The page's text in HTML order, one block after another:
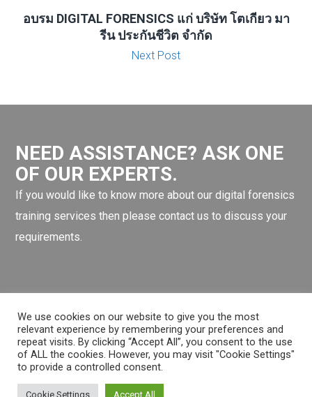
อบรม DIGITAL FORENSICS แก่ บริษัท โตเกียว มา
รีน ประกันชีวิต จำกัด
Next Post
NEED ASSISTANCE? ASK ONE
OF OUR EXPERTS.
If you would like to know more about our digital forensics
training services then please contact us to discuss your
requirements.
We use cookies on our website to give you the most
relevant experience by remembering your preferences and
repeat visits. By clicking “Accept All”, you consent to the use
of ALL the cookies. However, you may visit "Cookie Settings"
to provide a controlled consent.
Cookie Settings Accept All